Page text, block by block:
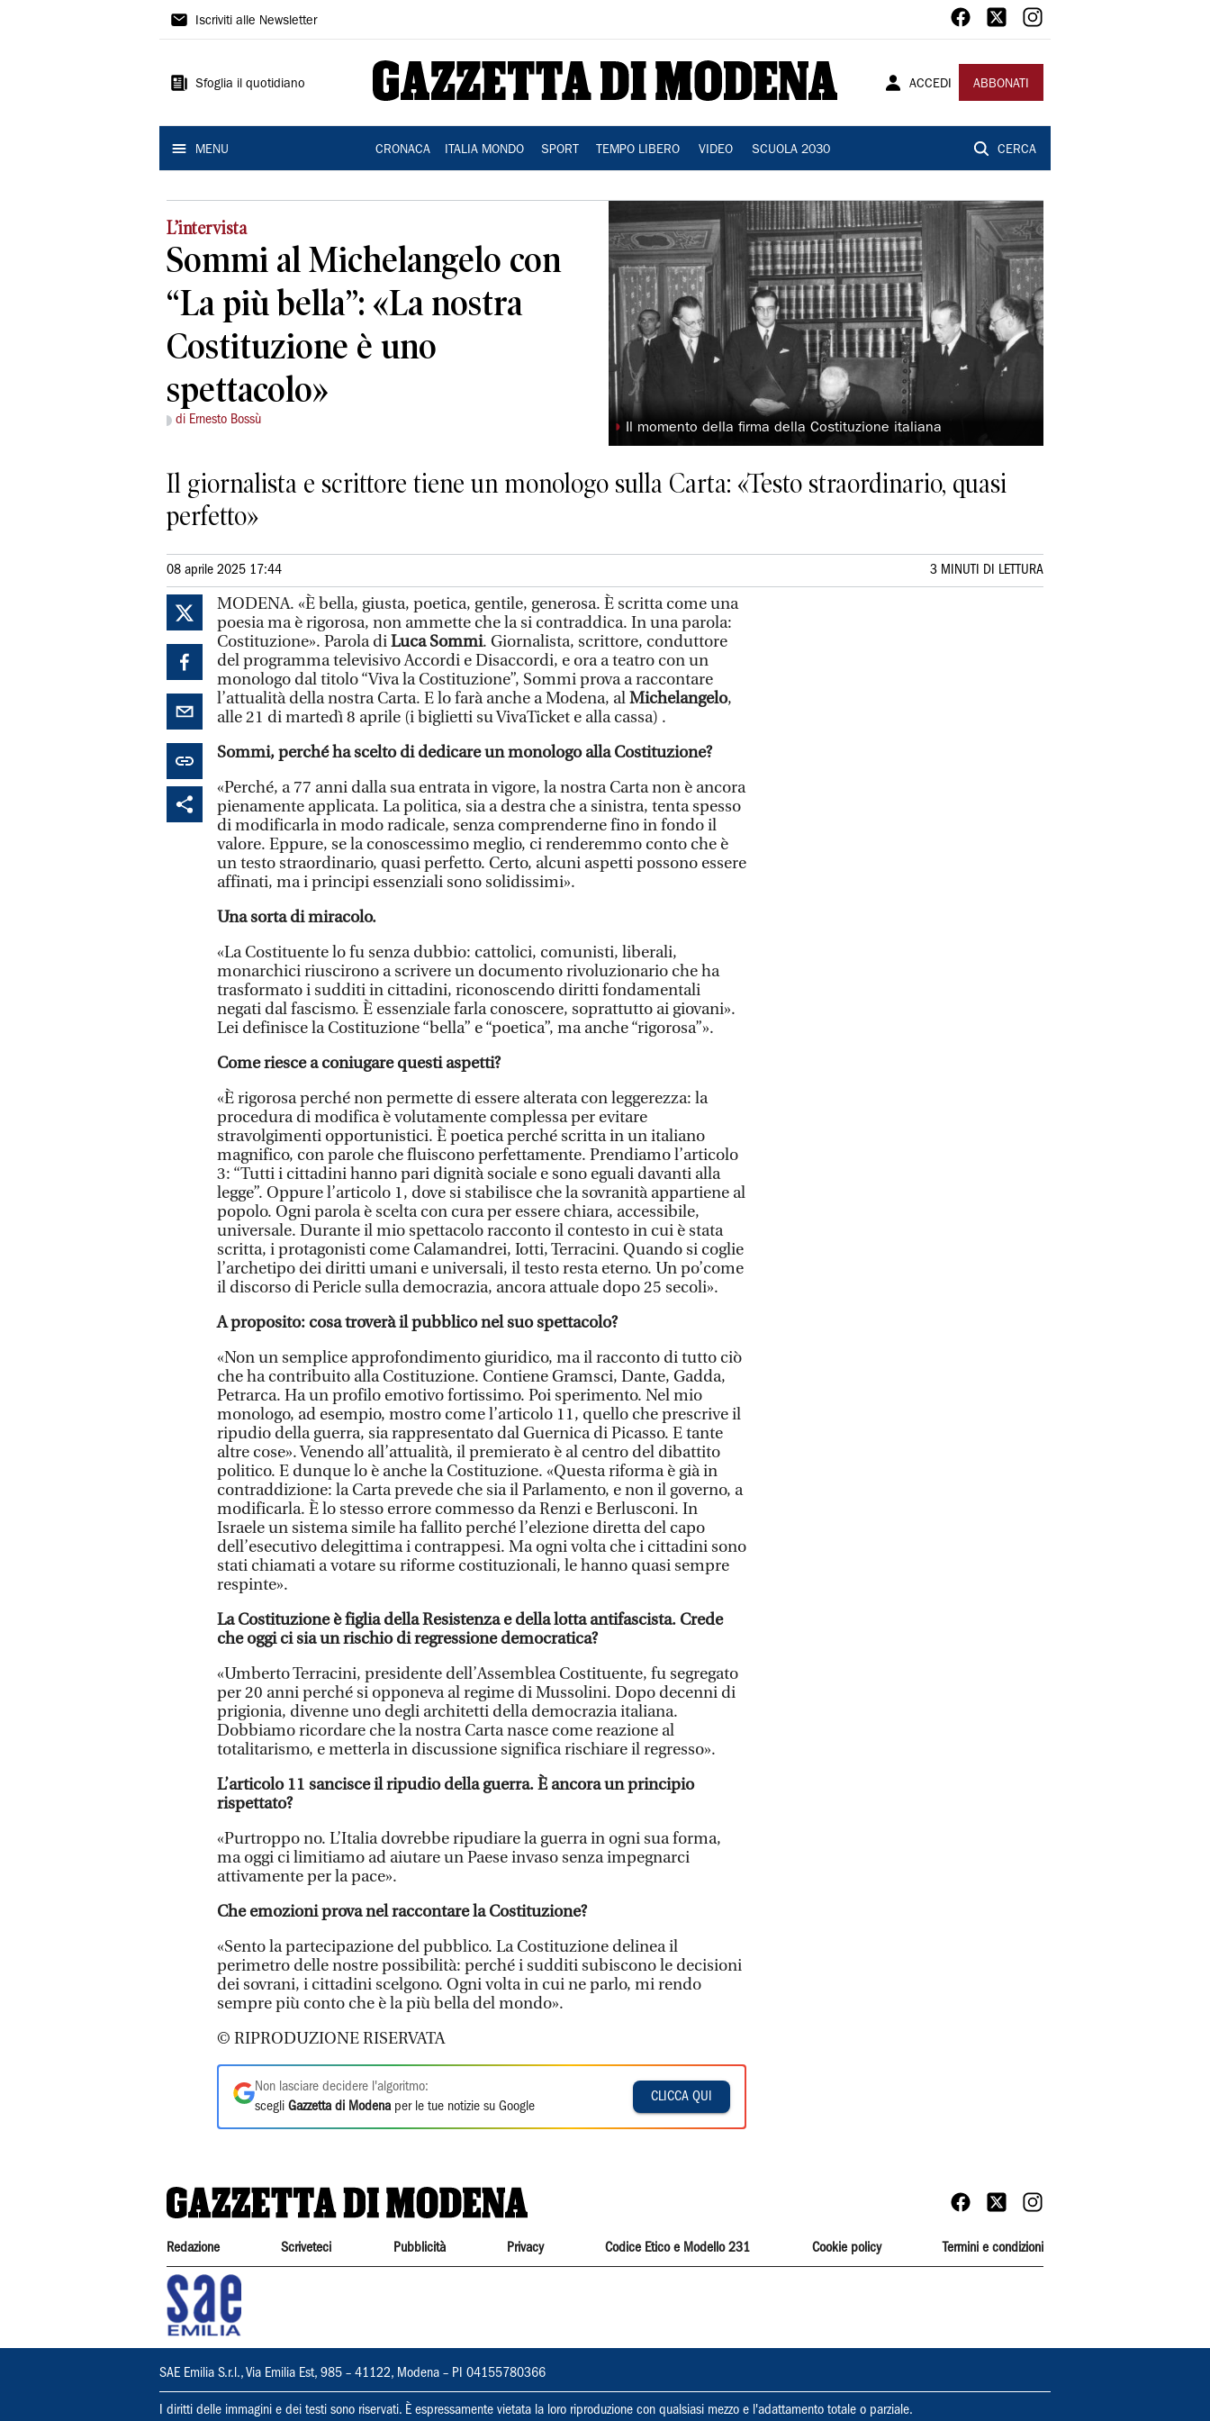
Gazzetta
Modena
Iscriviti alle Newsletter
Sfoglia il quotidiano ACCEDI ABBONATI
MENU CRONACA ITALIA MONDO SPORT TEMPO LIBERO VIDEO SCUOLA 2030 CERCA
L’intervista
Sommi al Michelangelo con
“La più bella”: «La nostra
Costituzione è uno
spettacolo»
di Ernesto Bossù
◗ Il momento della firma della Costituzione italiana
Il giornalista e scrittore tiene un monologo sulla Carta: «Testo straordinario, quasi
perfetto»
08 aprile 2025 17:44 3 MINUTI DI LETTURA
MODENA. «È bella, giusta, poetica, gentile, generosa. È scritta come una
poesia ma è rigorosa, non ammette che la si contraddica. In una parola:
Costituzione». Parola diLuca Sommi. Giornalista, scrittore, conduttore
del programma televisivo Accordi e Disaccordi, e ora a teatro con un
monologo dal titolo “Viva la Costituzione”, Sommi prova a raccontare
l’attualità della nostra Carta. E lo farà anche a Modena, alMichelangelo,
alle 21 di martedì 8 aprile (i biglietti su VivaTicket e alla cassa) .
Sommi, perché ha scelto di dedicare un monologo alla Costituzione?
«Perché, a 77 anni dalla sua entrata in vigore, la nostra Carta non è ancora
pienamente applicata. La politica, sia a destra che a sinistra, tenta spesso
di modificarla in modo radicale, senza comprenderne fino in fondo il
valore. Eppure, se la conoscessimo meglio, ci renderemmo conto che è
un testo straordinario, quasi perfetto. Certo, alcuni aspetti possono essere
affinati, ma i principi essenziali sono solidissimi».
Una sorta di miracolo.
«La Costituente lo fu senza dubbio: cattolici, comunisti, liberali,
monarchici riuscirono a scrivere un documento rivoluzionario che ha
trasformato i sudditi in cittadini, riconoscendo diritti fondamentali
negati dal fascismo. È essenziale farla conoscere, soprattutto ai giovani».
Lei definisce la Costituzione “bella” e “poetica”, ma anche “rigorosa”».
Come riesce a coniugare questi aspetti?
«È rigorosa perché non permette di essere alterata con leggerezza: la
procedura di modifica è volutamente complessa per evitare
stravolgimenti opportunistici. È poetica perché scritta in un italiano
magnifico, con parole che fluiscono perfettamente. Prendiamo l’articolo
3: “Tutti i cittadini hanno pari dignità sociale e sono eguali davanti alla
legge”. Oppure l’articolo 1, dove si stabilisce che la sovranità appartiene al
popolo. Ogni parola è scelta con cura per essere chiara, accessibile,
universale. Durante il mio spettacolo racconto il contesto in cui è stata
scritta, i protagonisti come Calamandrei, Iotti, Terracini. Quando si coglie
l’archetipo dei diritti umani e universali, il testo resta eterno. Un po’come
il discorso di Pericle sulla democrazia, ancora attuale dopo 25 secoli».
A proposito: cosa troverà il pubblico nel suo spettacolo?
«Non un semplice approfondimento giuridico, ma il racconto di tutto ciò
che ha contribuito alla Costituzione. Contiene Gramsci, Dante, Gadda,
Petrarca. Ha un profilo emotivo fortissimo. Poi sperimento. Nel mio
monologo, ad esempio, mostro come l’articolo 11, quello che prescrive il
ripudio della guerra, sia rappresentato dal Guernica di Picasso. E tante
altre cose». Venendo all’attualità, il premierato è al centro del dibattito
politico. E dunque lo è anche la Costituzione. «Questa riforma è già in
contraddizione: la Carta prevede che sia il Parlamento, e non il governo, a
modificarla. È lo stesso errore commesso da Renzi e Berlusconi. In
Israele un sistema simile ha fallito perché l’elezione diretta del capo
dell’esecutivo delegittima i contrappesi. Ma ogni volta che i cittadini sono
stati chiamati a votare su riforme costituzionali, le hanno quasi sempre
respinte».
La Costituzione è figlia della Resistenza e della lotta antifascista. Crede
che oggi ci sia un rischio di regressione democratica?
«Umberto Terracini, presidente dell’Assemblea Costituente, fu segregato
per 20 anni perché si opponeva al regime di Mussolini. Dopo decenni di
prigionia, divenne uno degli architetti della democrazia italiana.
Dobbiamo ricordare che la nostra Carta nasce come reazione al
totalitarismo, e metterla in discussione significa rischiare il regresso».
L’articolo 11 sancisce il ripudio della guerra. È ancora un principio
rispettato?
«Purtroppo no. L’Italia dovrebbe ripudiare la guerra in ogni sua forma,
ma oggi ci limitiamo ad aiutare un Paese invaso senza impegnarci
attivamente per la pace».
Che emozioni prova nel raccontare la Costituzione?
«Sento la partecipazione del pubblico. La Costituzione delinea il
perimetro delle nostre possibilità: perché i sudditi subiscono le decisioni
dei sovrani, i cittadini scelgono. Ogni volta in cui ne parlo, mi rendo
sempre più conto che è la più bella del mondo».
© RIPRODUZIONE RISERVATA
Non lasciare decidere l'algoritmo:
scegli Gazzetta di Modena per le tue notizie su Google
CLICCA QUI
Redazione Scriveteci Pubblicità Privacy Codice Etico e Modello 231 Cookie policy Termini e condizioni
SAE Emilia S.r.l., Via Emilia Est, 985 – 41122, Modena – PI 04155780366
I diritti delle immagini e dei testi sono riservati. È espressamente vietata la loro riproduzione con qualsiasi mezzo e l'adattamento totale o parziale.